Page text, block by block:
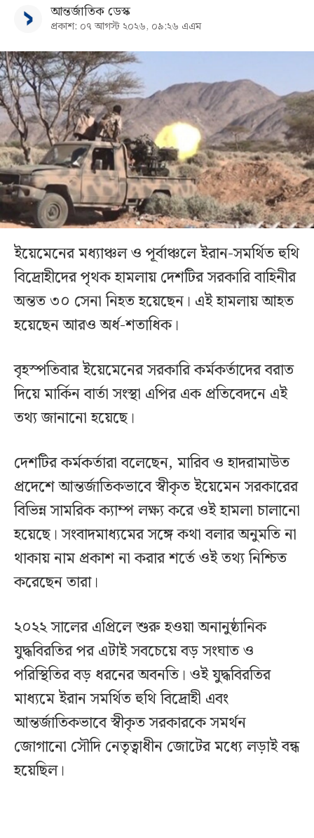
আন্তর্জাতিক ডেস্ক
প্রকাশ: ০৭ আগস্ট ২০২৬, ০৯:২৬ এএম
ইয়েমেনের মধ্যাঞ্চল ও পূর্বাঞ্চলে ইরান-সমর্থিত হুথি
বিদ্রোহীদের পৃথক হামলায় দেশটির সরকারি বাহিনীর
অন্তত ৩০ সেনা নিহত হয়েছেন। এই হামলায় আহত
হয়েছেন আরও অর্ধ-শতাধিক।
বৃহস্পতিবার ইয়েমেনের সরকারি কর্মকর্তাদের বরাত
দিয়ে মার্কিন বার্তা সংস্থা এপির এক প্রতিবেদনে এই
তথ্য জানানো হয়েছে।
দেশটির কর্মকর্তারা বলেছেন, মারিব ও হাদরামাউত
প্রদেশে আন্তর্জাতিকভাবে স্বীকৃত ইয়েমেন সরকারের
বিভিন্ন সামরিক ক্যাম্প লক্ষ্য করে ওই হামলা চালানো
হয়েছে। সংবাদমাধ্যমের সঙ্গে কথা বলার অনুমতি না
থাকায় নাম প্রকাশ না করার শর্তে ওই তথ্য নিশ্চিত
করেছেন তারা।
২০২২ সালের এপ্রিলে শুরু হওয়া অনানুষ্ঠানিক
যুদ্ধবিরতির পর এটাই সবচেয়ে বড় সংঘাত ও
পরিস্থিতির বড় ধরনের অবনতি। ওই যুদ্ধবিরতির
মাধ্যমে ইরান সমর্থিত হুথি বিদ্রোহী এবং
আন্তর্জাতিকভাবে স্বীকৃত সরকারকে সমর্থন
জোগানো সৌদি নেতৃত্বাধীন জোটের মধ্যে লড়াই বন্ধ
হয়েছিল।